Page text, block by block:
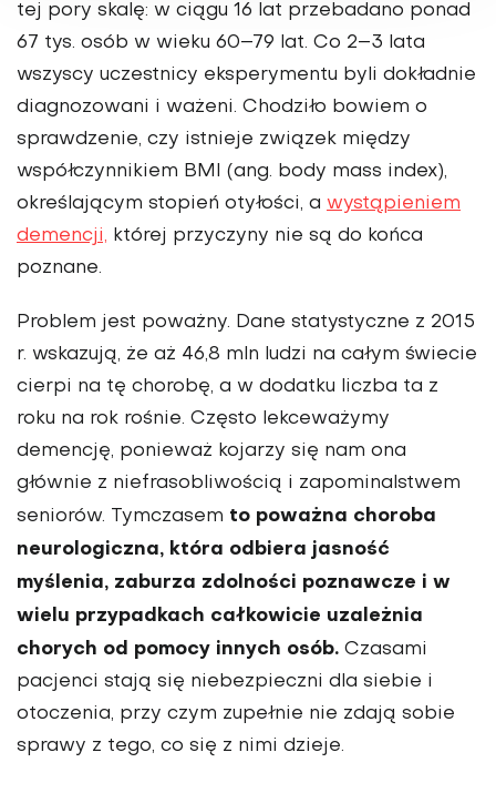
tej pory skalę: w ciągu 16 lat przebadano ponad
67 tys. osób w wieku 60–79 lat. Co 2–3 lata
wszyscy uczestnicy eksperymentu byli dokładnie
diagnozowani i ważeni. Chodziło bowiem o
sprawdzenie, czy istnieje związek między
współczynnikiem BMI (ang. body mass index),
określającym stopień otyłości, a wystąpieniem
demencji, której przyczyny nie są do końca
poznane.
Problem jest poważny. Dane statystyczne z 2015
r. wskazują, że aż 46,8 mln ludzi na całym świecie
cierpi na tę chorobę, a w dodatku liczba ta z
roku na rok rośnie. Często lekceważymy
demencję, ponieważ kojarzy się nam ona
głównie z niefrasobliwością i zapominalstwem
seniorów. Tymczasem to poważna choroba
neurologiczna, która odbiera jasność
myślenia, zaburza zdolności poznawcze i w
wielu przypadkach całkowicie uzależnia
chorych od pomocy innych osób. Czasami
pacjenci stają się niebezpieczni dla siebie i
otoczenia, przy czym zupełnie nie zdają sobie
sprawy z tego, co się z nimi dzieje.